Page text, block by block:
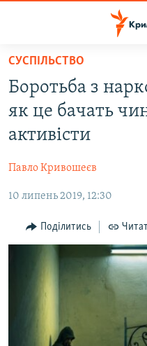
Перейти
основного
матеріалу
до
основної
навігації
Перейти
пошуку
ВОДА.КРИМ
ВІДЕО ТА ФОТО
БЛОГИ
ПОГЛЯД
ІНТЕРВ'Ю
ВСЕ ЗА ДЕНЬ
СПЕЦПРОЕКТИ
ВІДЕОУРОКИ «ELIFBE»
ЯК ОБІЙТИ БЛОКУВАННЯ
Русский
СУСПІЛЬСТВО
Боротьба з
як це бачать
активісти
Павло Кривошеєв
10 липень 2019, 12:30
Поділитись